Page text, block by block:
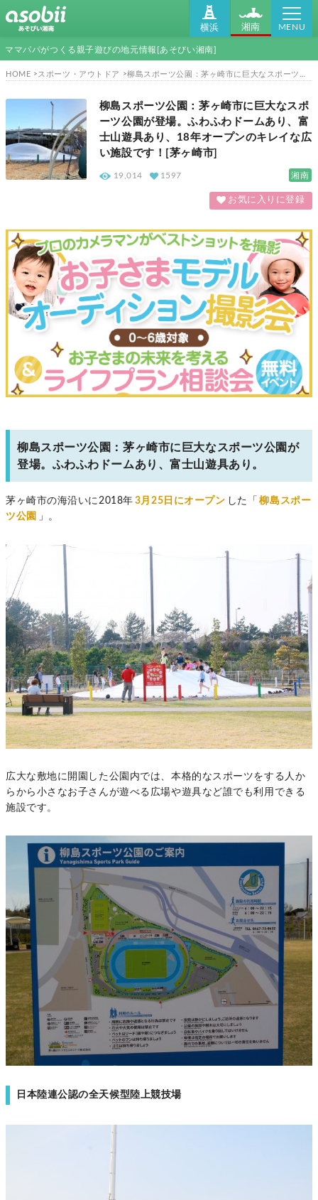
横浜 湘南 MENU
ママパパがつくる親子遊びの地元情報[あそびい湘南]
HOME スポーツ・アウトドア 柳島スポーツ公園：茅ヶ崎市に巨大なスポーツ公園が登場。ふわふわドームあり、富士山遊具あり、18年オープンのキレイな広い施設です！[茅ヶ崎市]
柳島スポーツ公園：茅ヶ崎市に巨大なスポ
ーツ公園が登場。ふわふわドームあり、富
士山遊具あり、18年オープンのキレイな広
い施設です！[茅ヶ崎市]
湘南
19,014 1597
お気に入りに登録
柳島スポーツ公園：茅ヶ崎市に巨大なスポーツ公園が
登場。ふわふわドームあり、富士山遊具あり。
茅ヶ崎市の海沿いに2018年 3月25日にオープン した「 柳島スポー
ツ公園
」。
広大な敷地に開園した公園内では、本格的なスポーツをする人か
らから小さなお子さんが遊べる広場や遊具など誰でも利用できる
施設です。
日本陸連公認の全天候型陸上競技場